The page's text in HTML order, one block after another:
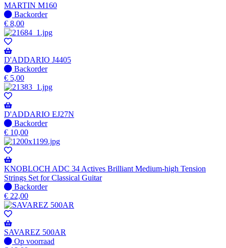
MARTIN M160
Niet
op
voorraad
-
Wordt
verzonden
wanneer
beschikbaar
Backorder
€ 8,00
D'ADDARIO J4405
Niet
op
voorraad
-
Wordt
verzonden
wanneer
beschikbaar
Backorder
€ 5,00
D'ADDARIO EJ27N
Niet
op
voorraad
-
Wordt
verzonden
wanneer
beschikbaar
Backorder
€ 10,00
KNOBLOCH ADC 34 Actives Brilliant Medium-high Tension
Strings Set for Classical Guitar
Niet
op
voorraad
-
Wordt
verzonden
wanneer
Backorder
€ 22,00
SAVAREZ 500AR
Op
Op voorraad